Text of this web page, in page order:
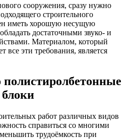
сооружения, сразу нужно
строительного
иметь хорошую несущую
достаточными звуко- и
Материалом, который
все эти требования, является
блоки
работ различных видов
справиться со многими
трудоёмкость при